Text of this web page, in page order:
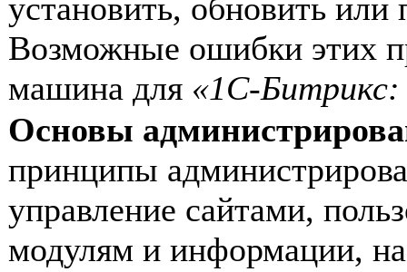
установить, обновить или
Возможные ошибки этих
машина для «1С-Битрикс:
Основы
принципы
управление сайтами,
модулям и информации,